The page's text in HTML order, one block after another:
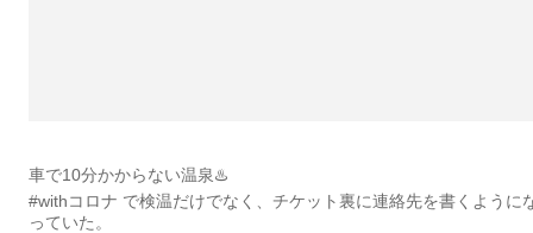
車で10分かからない温泉♨️
#withコロナ で検温だけでなく、チケット裏に連絡先を書くように
っていた。